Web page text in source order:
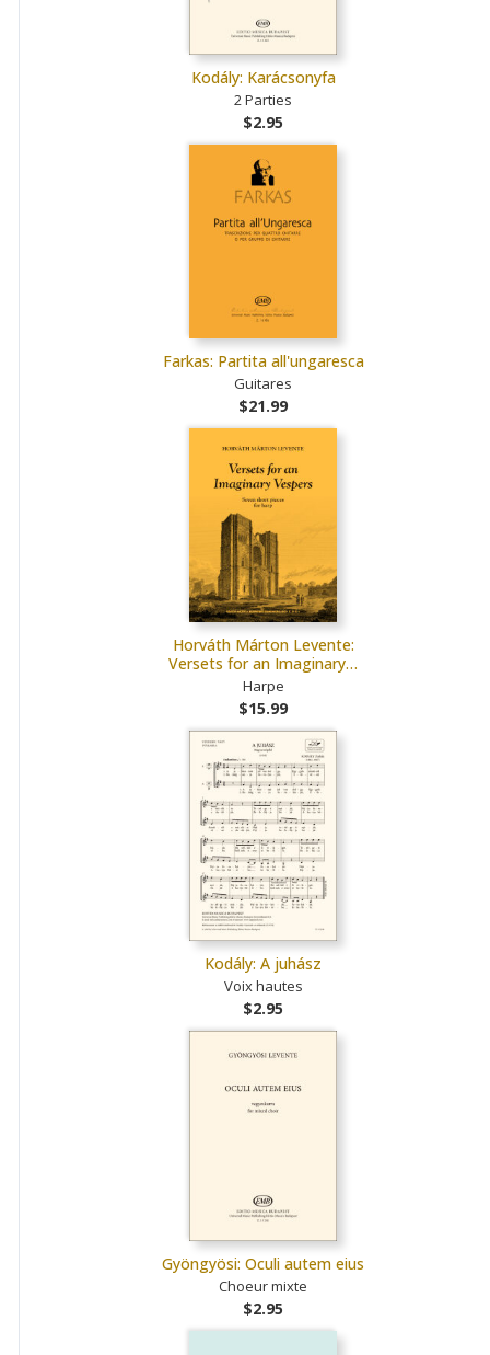
Kodály: Karácsonyfa
2 Parties
$2.95
Farkas: Partita all'ungaresca
Guitares
$21.99
Horváth Márton Levente:
Versets for an Imaginary…
Harpe
$15.99
Kodály: A juhász
Voix hautes
$2.95
Gyöngyösi: Oculi autem eius
Choeur mixte
$2.95